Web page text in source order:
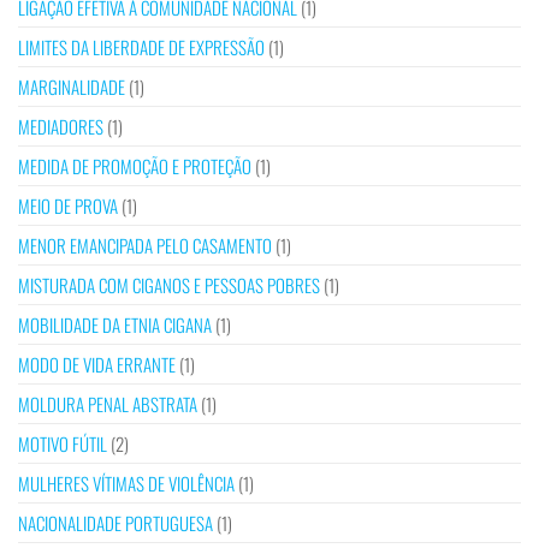
LIGAÇÃO EFETIVA À COMUNIDADE NACIONAL (1)
LIMITES DA LIBERDADE DE EXPRESSÃO (1)
MARGINALIDADE(1)
MEDIADORES(1)
MEDIDA DE PROMOÇÃO E PROTEÇÃO (1)
MEIO DE PROVA(1)
MENOR EMANCIPADA PELO CASAMENTO (1)
MISTURADA COM CIGANOS E PESSOAS POBRES(1)
MOBILIDADE DA ETNIA CIGANA(1)
MODO DE VIDA ERRANTE(1)
MOLDURA PENAL ABSTRATA(1)
MOTIVO FÚTIL (2)
MULHERES VÍTIMAS DE VIOLÊNCIA(1)
NACIONALIDADE PORTUGUESA(1)